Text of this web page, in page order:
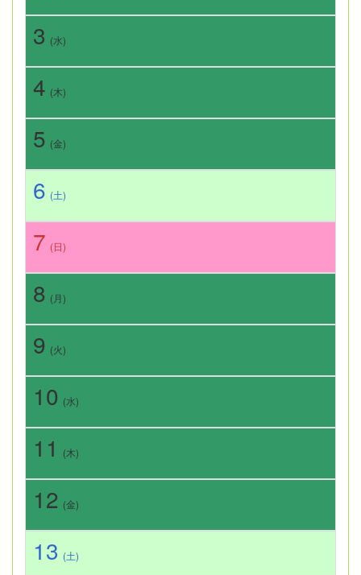
3 (水)
4 (木)
5 (金)
6 (土)
7 (日)
8 (月)
9 (火)
10 (水)
11 (木)
12 (金)
13 (土)